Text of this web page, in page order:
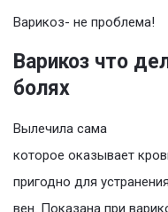
Варикоз- не проблема!
Варикоз что
болях
Вылечила сама
которое оказывает
пригодно для
вен. Показана при